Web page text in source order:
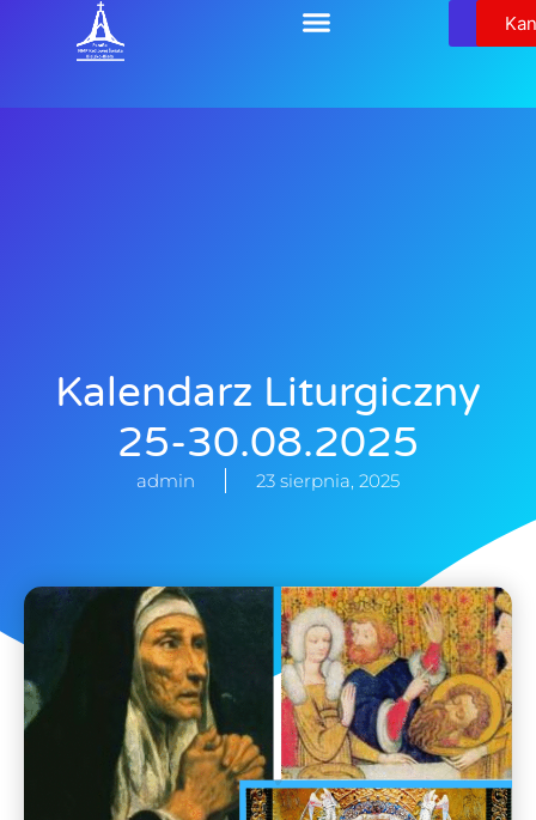
Kalendarz Liturgiczny
25-30.08.2025
admin 23 sierpnia, 2025